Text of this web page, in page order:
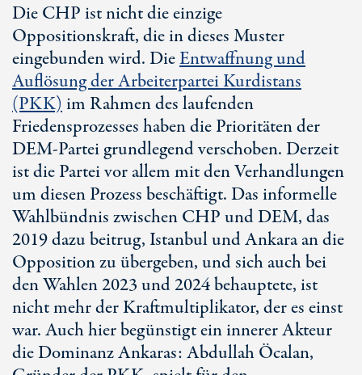
Die CHP ist nicht die einzige
Oppositionskraft, die in dieses Muster
eingebunden wird. DieEntwaffnung und
Auflösung der Arbeiterpartei Kurdistans
(PKK)im Rahmen des laufenden
Friedensprozesses haben die Prioritäten der
DEM-Partei grundlegend verschoben. Derzeit
ist die Partei vor allem mit den Verhandlungen
um diesen Prozess beschäftigt. Das informelle
Wahlbündnis zwischen CHP und DEM, das
2019 dazu beitrug, Istanbul und Ankara an die
Opposition zu übergeben, und sich auch bei
den Wahlen 2023 und 2024 behauptete, ist
nicht mehr der Kraftmultiplikator, der es einst
war. Auch hier begünstigt ein innerer Akteur
die Dominanz Ankaras: Abdullah Öcalan,